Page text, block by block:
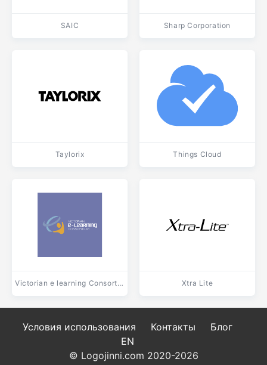
SAIC Sharp Corporation
Taylorix Things Cloud
Victorian e learning Consortium Xtra Lite
Условия использования Контакты
Блог
EN
© Logojinni.com 2020-2026